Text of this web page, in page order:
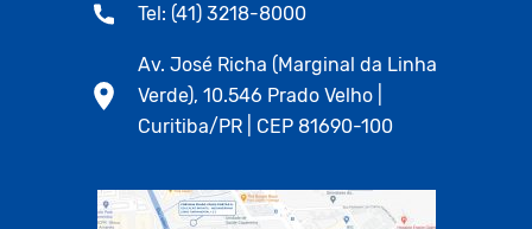
Tel: (41) 3218-8000
Av. José Richa (Marginal da Linha
Verde), 10.546 Prado Velho |
Curitiba/PR | CEP 81690-100